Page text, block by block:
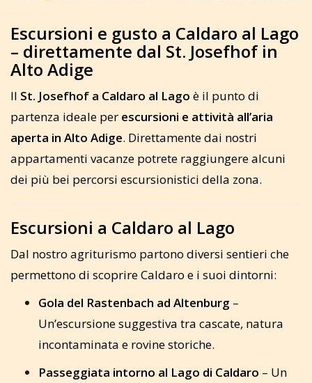
Escursioni e gusto a Caldaro al Lago
– direttamente dal St. Josefhof in
Alto Adige
Il St. Josefhof a Caldaro al Lago è il punto di
partenza ideale per escursioni e attività all’aria
aperta in Alto Adige. Direttamente dai nostri
appartamenti vacanze potrete raggiungere alcuni
dei più bei percorsi escursionistici della zona.
Escursioni a Caldaro al Lago
Dal nostro agriturismo partono diversi sentieri che
permettono di scoprire Caldaro e i suoi dintorni:
Gola del Rastenbach ad Altenburg –
Un’escursione suggestiva tra cascate, natura
incontaminata e rovine storiche.
Passeggiata intorno al Lago di Caldaro – Un